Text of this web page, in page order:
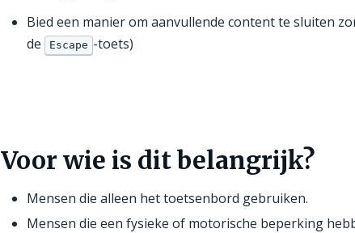
Bied een manier om aanvullende content te sluiten
de
Escape -toets)
Voor wie is dit belangrijk?
Mensen die alleen het toetsenbord gebruiken.
Mensen die een fysieke of motorische beperking